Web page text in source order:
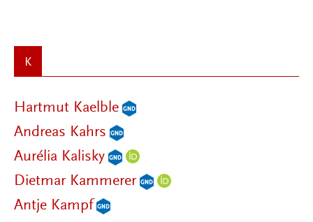
K
Hartmut Kaelble
Andreas Kahrs
Aurélia Kalisky
Dietmar Kammerer
Antje Kampf